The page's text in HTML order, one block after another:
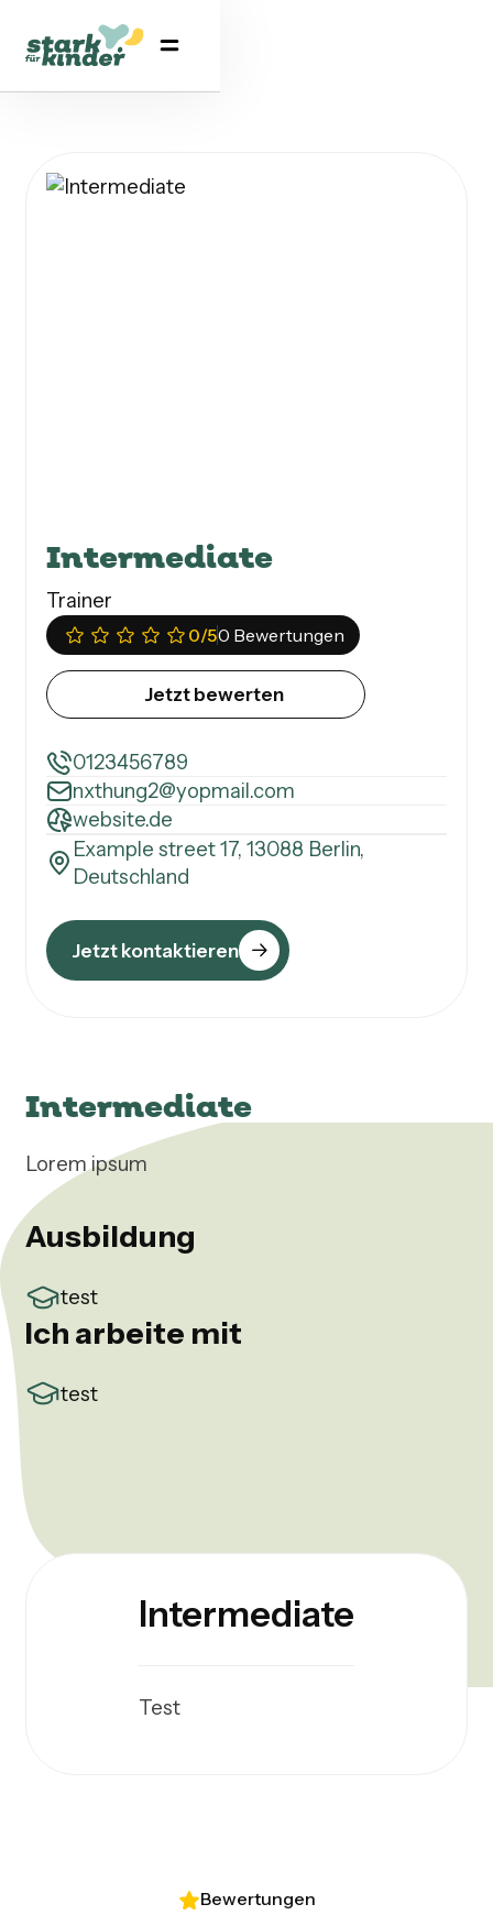
Intermediate
Trainer
0/50 Bewertungen
Jetzt bewerten
0123456789
nxthung2@yopmail.com
website.de
Example street 17, 13088 Berlin,
Deutschland
Jetzt kontaktieren
Intermediate
Lorem ipsum
Ausbildung
test
Ich arbeite mit
test
Intermediate
Test
Bewertungen